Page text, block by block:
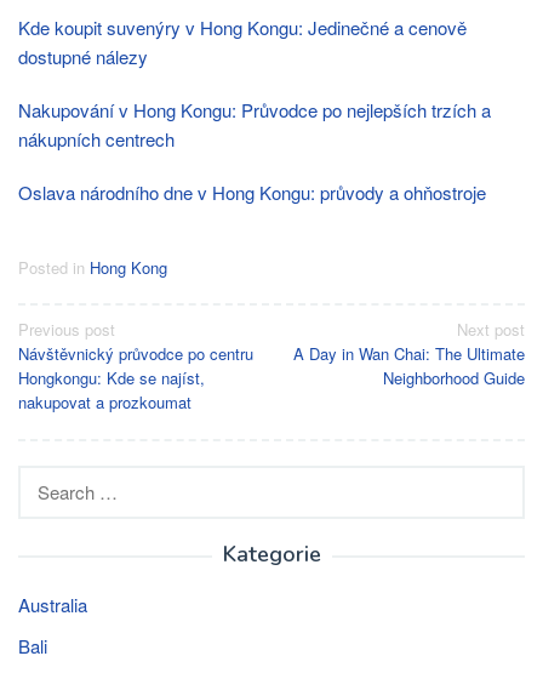
Kde koupit suvenýry v Hong Kongu: Jedinečné a cenově
dostupné nálezy
Nakupování v Hong Kongu: Průvodce po nejlepších trzích a
nákupních centrech
Oslava národního dne v Hong Kongu: průvody a ohňostroje
Posted in Hong Kong
Post
navigation
Previous post
Návštěvnický průvodce po centru
Hongkongu: Kde se najíst,
nakupovat a prozkoumat
Next post
A Day in Wan Chai: The Ultimate
Neighborhood Guide
Kategorie
Australia
Bali